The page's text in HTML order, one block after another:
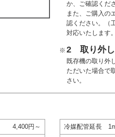
か、ご確認くだ
また、ご購入の
認ください。（
対応いたします。
※ 2 取り外し
既存機の取り外
ただいた場合で
さい。
4,400円～ 冷媒配管延長